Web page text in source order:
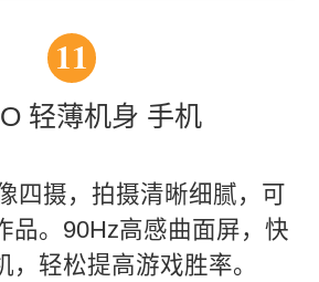
11
轻薄机身 手机
四摄，拍摄清晰细腻，可
品。90Hz高感曲面屏，快
，轻松提高游戏胜率。